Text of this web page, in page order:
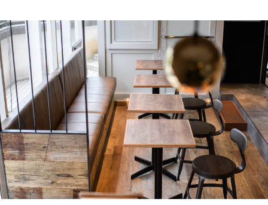
TOP
NEWS
WORKS
CONCEPT
COMPANY
CONTACT